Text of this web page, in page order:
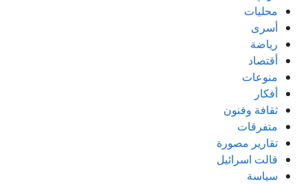
محليات
أسرى
رياضة
أقتصاد
منوعات
أفكار
ثقافة وفنون
متفرقات
تقارير مصورة
قالت اسرائيل
سياسة